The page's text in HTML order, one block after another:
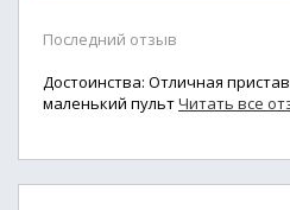
Последний отзыв
Достоинства: Отличная
маленький пультЧитать все